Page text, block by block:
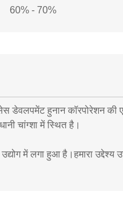
60% - 70%
डेवलपमेंट हुनान कॉरपोरेशन की
चांग्शा में स्थित है।
में लगा हुआ है।हमारा